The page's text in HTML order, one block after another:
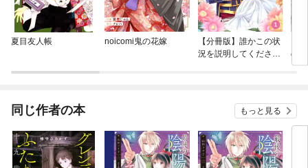
夏目友人帳 noicomi鬼の花嫁
【分冊版】誰かこの状
況を説明してくださ
の
同じ作者の本 もっと見る